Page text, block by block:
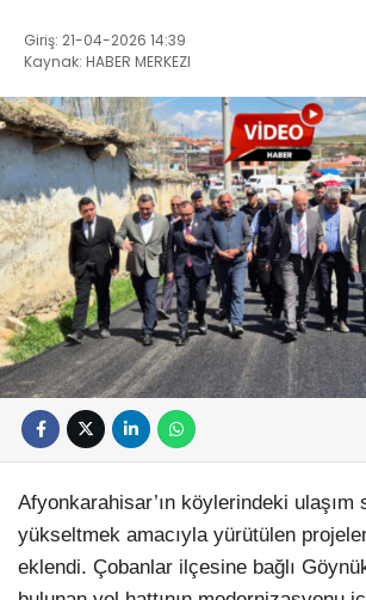
Giriş: 21-04-2026 14:39
Kaynak: HABER MERKEZI
​Afyonkarahisar’ın köylerindeki ulaşım
yükseltmek amacıyla yürütülen
eklendi. Çobanlar ilçesine bağlı